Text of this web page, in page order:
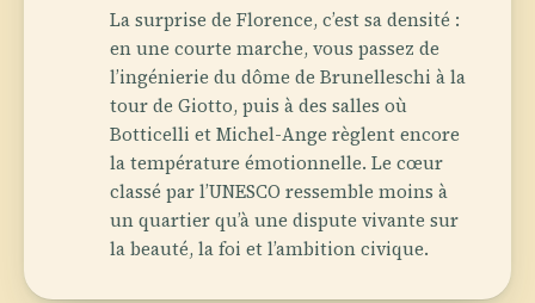
La surprise de Florence, c’est sa densité :
en une courte marche, vous passez de
l’ingénierie du dôme de Brunelleschi à la
tour de Giotto, puis à des salles où
Botticelli et Michel-Ange règlent encore
la température émotionnelle. Le cœur
classé par l’UNESCO ressemble moins à
un quartier qu’à une dispute vivante sur
la beauté, la foi et l’ambition civique.